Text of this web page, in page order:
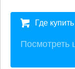
Где купить
Посмотреть